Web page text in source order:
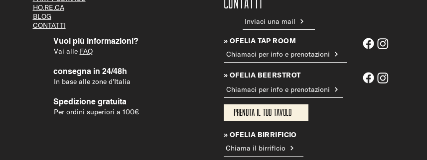
HO.RE.CA
BLOG
CONTATTI
Vuoi più informazioni?
Vai alle FAQ
consegna in 24/48h
In base alle zone d'Italia
Spedizione gratuita
Per ordini superiori a 100€
Inviaci una mail
» OFELIA TAP ROOM
Chiamaci per info e prenotazioni
» OFELIA BEERSTROT
Chiamaci per info e prenotazioni
Prenota il tuo tavolo
» OFELIA BIRRIFICIO
Chiama il birrificio